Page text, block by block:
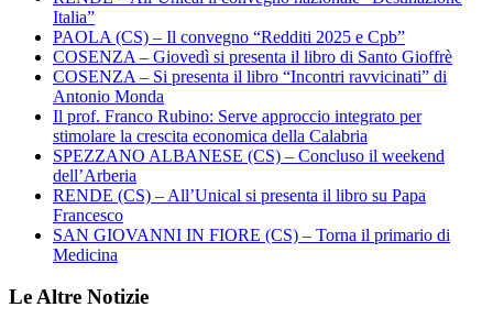
Italia”
PAOLA (CS) – Il convegno “Redditi 2025 e Cpb”
COSENZA – Giovedì si presenta il libro di Santo Gioffrè
COSENZA – Si presenta il libro “Incontri ravvicinati” di
Antonio Monda
Il prof. Franco Rubino: Serve approccio integrato per
stimolare la crescita economica della Calabria
SPEZZANO ALBANESE (CS) – Concluso il weekend
dell’Arberia
RENDE (CS) – All’Unical si presenta il libro su Papa
Francesco
SAN GIOVANNI IN FIORE (CS) – Torna il primario di
Medicina
Le Altre Notizie